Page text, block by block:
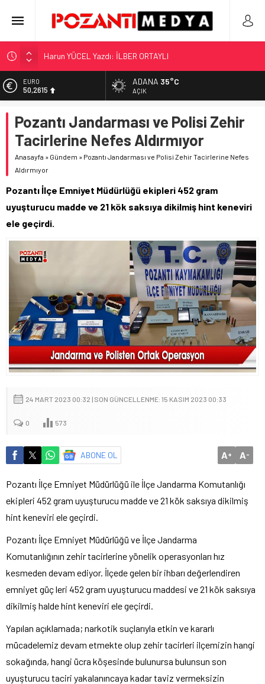
Harun YÜCEL Yazdı: İLBER ORTAYLI
“KILAVUZ HATİCE’NİN MEZARI NEREDE?!!!”
Adana’nın Gizli Cenneti Pozantı Akçatekir Yaylası
Yılmaz Soğutma’dan Buzdolabı Uyarısı
Ajans
EURO
50,2615
5.910,66
BİST
11.456,34
DOLAR
ADANA 35°C
AÇIK
Pozantı Jandarması ve Polisi Zehir
Tacirlerine Nefes Aldırmıyor
Anasayfa » Gündem » Pozantı Jandarması ve Polisi Zehir Tacirlerine Nefes
Aldırmıyor
Pozantı İlçe Emniyet Müdürlüğü ekipleri 452 gram
uyuşturucu madde ve 21 kök saksıya dikilmiş hint keneviri
ele geçirdi.
24 MART 2023 00:32 | SON GÜNCELLENME: 15 KASIM 2023 00:33
0 573
ABONE OL A+ A-
Pozantı İlçe Emniyet Müdürlüğü ile İlçe Jandarma Komutanlığı
ekipleri 452 gram uyuşturucu madde ve 21 kök saksıya dikilmiş
hint keneviri ele geçirdi.
Pozantı İlçe Emniyet Müdürlüğü ve İlçe Jandarma
Komutanlığının zehir tacirlerine yönelik operasyonları hız
kesmeden devam ediyor. İlçede gelen bir ihbarı değerlendiren
emniyet güç leri 452 gram uyuşturucu maddesi ve 21 kök saksıya
dikilmiş halde hint keneviri ele geçirdi.
Yapılan açıklamada; narkotik suçlarıyla etkin ve kararlı
mücadelemiz devam etmekte olup zehir tacirleri ilçemizin hangi
sokağında, hangi ücra köşesinde bulunursa bulunsun son
uyuşturucu taciri yakalanıncaya kadar taviz vermeksizin